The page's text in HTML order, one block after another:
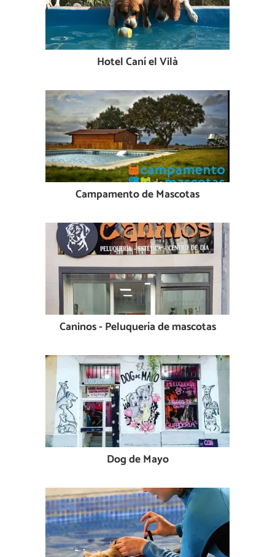
Hotel Caní el Vilà
Campamento de Mascotas
Caninos - Peluquería de mascotas
Dog de Mayo